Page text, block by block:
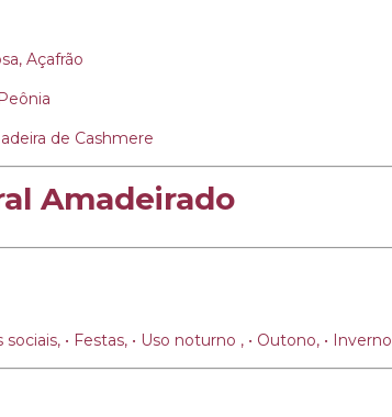
Açafrão
de Cashmere
Amadeirado
• Festas, • Uso noturno , • Outono, • Inverno